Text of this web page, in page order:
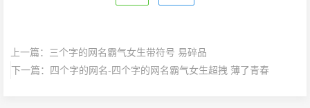
上一篇： 三个字的网名霸气女生带符号 易碎品
下一篇：
四个字的网名-四个字的网名霸气女生超拽 薄了青春